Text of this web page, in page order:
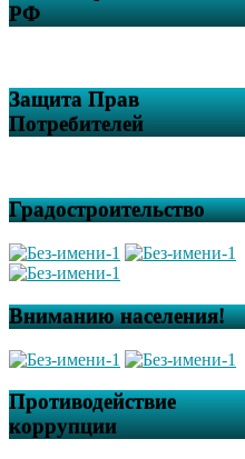
РФ
Защита Прав
Потребителей
Градостроительство
Вниманию населения!
Противодействие
коррупции